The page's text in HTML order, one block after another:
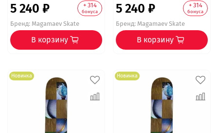
5 240 ₽ + 314
бонуса
Бренд:Magamaev Skate
В корзину
5 240 ₽ + 314
бонуса
Бренд:Magamaev Skate
В корзину
Новинка Новинка